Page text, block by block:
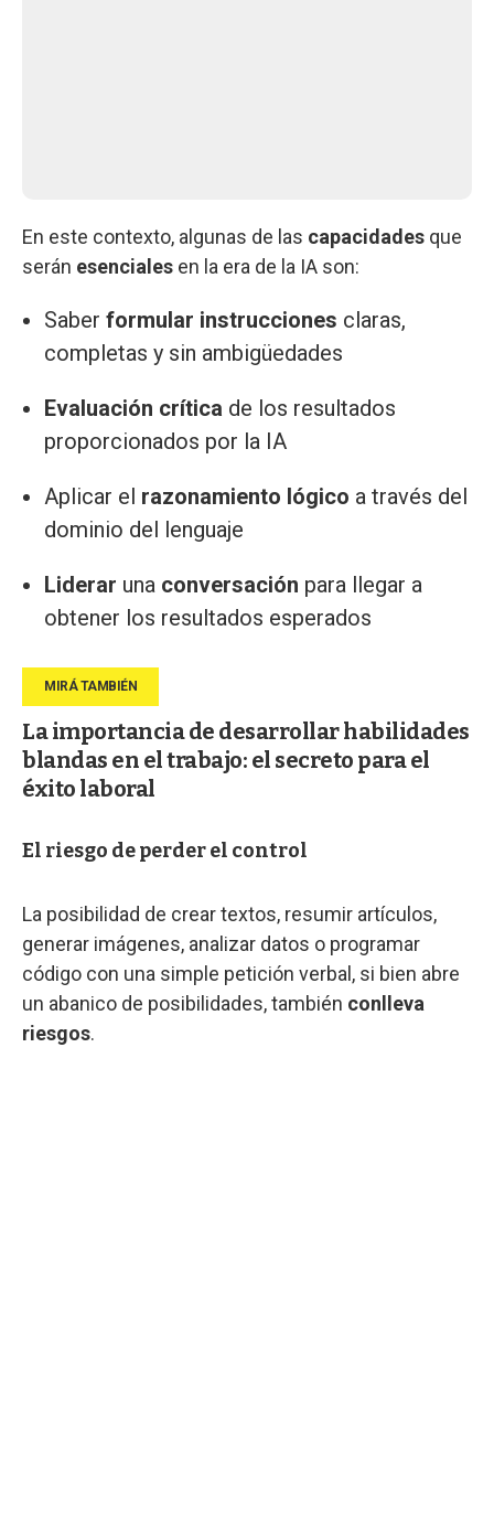
En este contexto, algunas de las capacidades que
serán esenciales en la era de la IA son:
Saber formular instrucciones claras,
completas y sin ambigüedades
Evaluación crítica de los resultados
proporcionados por la IA
Aplicar el razonamiento lógico a través del
dominio del lenguaje
Liderar una conversación para llegar a
obtener los resultados esperados
La importancia de desarrollar habilidades
blandas en el trabajo: el secreto para el
éxito laboral
El riesgo de perder el control
La posibilidad de crear textos, resumir artículos,
generar imágenes, analizar datos o programar
código con una simple petición verbal, si bien abre
un abanico de posibilidades, también conlleva
riesgos.